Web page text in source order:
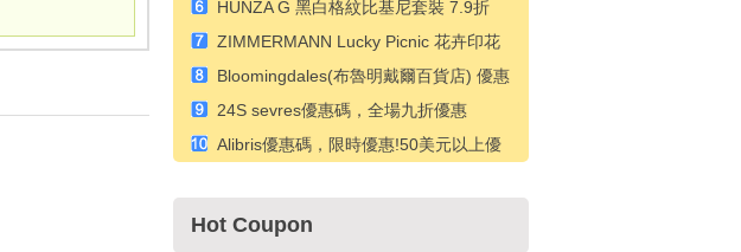
紫色運動鞋 6.3折 HK$918（約792.51
元）
HUNZA G 黑白格紋比基尼套裝 7.9折
HK$1089（約938.61元）
ZIMMERMANN Lucky Picnic 花卉印花
連衣裙 6.3折 HK$4806（約4142.29
元）
Bloomingdales(布魯明戴爾百貨店) 優惠
碼，下次購買可享受 15% 折扣
24S sevres優惠碼，全場九折優惠
Alibris優惠碼，限時優惠!50美元以上優
Hot Coupon